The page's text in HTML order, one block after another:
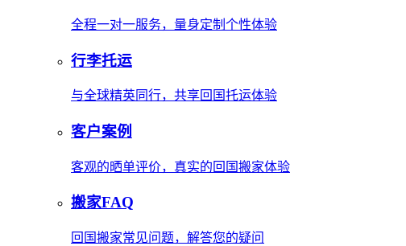
全程一对一服务，量身定制个性体验
行李托运
与全球精英同行，共享回国托运体验
客户案例
客观的晒单评价，真实的回国搬家体验
搬家FAQ
回国搬家常见问题，解答您的疑问